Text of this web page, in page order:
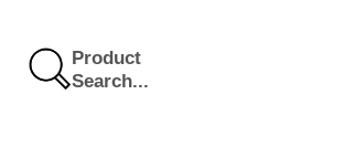
Product
Search...